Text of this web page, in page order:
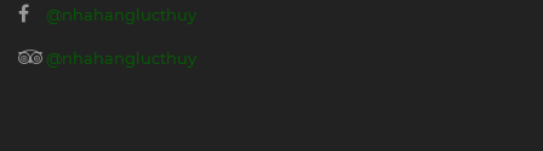
@nhahanglucthuy
@nhahanglucthuy